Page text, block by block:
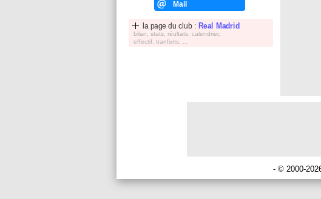
Mail
la page du club : Real Madrid
bilan, stats, réultats, calendrier,
effectif, tranferts, ...
- © 2000-